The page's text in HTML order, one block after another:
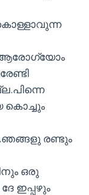
ആരോഗ്യോം
കൊച്ചും
രണ്ടും
ഒരു
ഇപ്പഴും